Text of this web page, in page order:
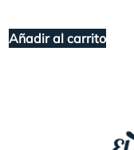
Añadir al carrito